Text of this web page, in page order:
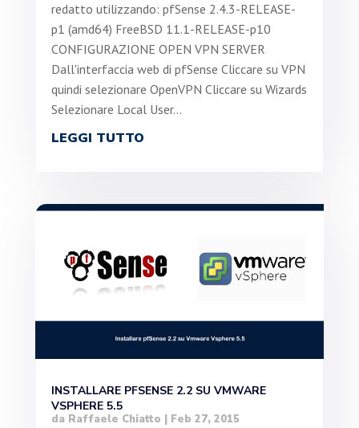
redatto utilizzando: pfSense 2.4.3-RELEASE-
p1 (amd64) FreeBSD 11.1-RELEASE-p10
CONFIGURAZIONE OPEN VPN SERVER
Dall'interfaccia web di pfSense Cliccare su VPN
quindi selezionare OpenVPN Cliccare su Wizards
Selezionare Local User...
LEGGI TUTTO
INSTALLARE PFSENSE 2.2 SU VMWARE
VSPHERE 5.5
da Raffaele Chiatto | Feb 27, 2015